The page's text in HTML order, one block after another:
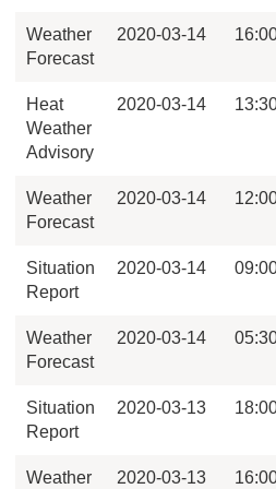
Weather
Forecast
2020-03-14
Heat
Weather
Advisory
2020-03-14
Weather
Forecast
2020-03-14
Situation
Report
2020-03-14
Weather
Forecast
2020-03-14
Situation
Report
2020-03-13
Weather
2020-03-13